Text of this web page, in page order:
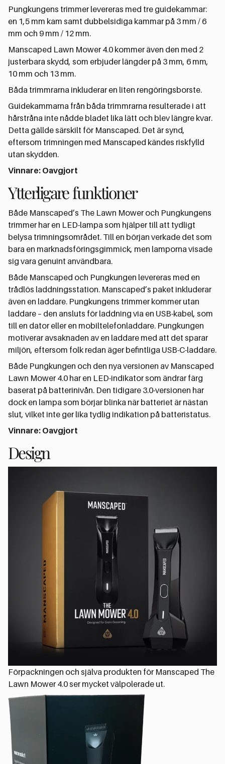
Pungkungens trimmer levereras med tre guidekammar:
en 1,5 mm kam samt dubbelsidiga kammar på 3 mm / 6
mm och 9 mm / 12 mm.
Manscaped Lawn Mower 4.0 kommer även den med 2
justerbara skydd, som erbjuder längder på 3 mm, 6 mm,
10 mm och 13 mm.
Båda trimmrarna inkluderar en liten rengöringsborste.
Guidekammarna från båda trimmrarna resulterade i att
hårstråna inte nådde bladet lika lätt och blev längre kvar.
Detta gällde särskilt för Manscaped. Det är synd,
eftersom trimningen med Manscaped kändes riskfylld
utan skydden.
Vinnare: Oavgjort
Ytterligare funktioner
Både Manscaped’s The Lawn Mower och Pungkungens
trimmer har en LED-lampa som hjälper till att tydligt
belysa trimningsområdet. Till en början verkade det som
bara en marknadsföringsgimmick, men lamporna visade
sig vara genuint användbara.
Både Manscaped och Pungkungen levereras med en
trådlös laddningsstation. Manscaped’s paket inkluderar
även en laddare. Pungkungens trimmer kommer utan
laddare – den ansluts för laddning via en USB-kabel, som
till en dator eller en mobiltelefonladdare. Pungkungen
motiverar avsaknaden av en laddare med att det sparar
miljön, eftersom folk redan äger befintliga USB-C-laddare.
Både Pungkungen och den nya versionen av Manscaped
Lawn Mower 4.0 har en LED-indikator som ändrar färg
baserat på batterinivån. Den tidigare 3.0-versionen har
dock en lampa som börjar blinka när batteriet är nästan
slut, vilket inte ger lika tydlig indikation på batteristatus.
Vinnare: Oavgjort
Design
Förpackningen och själva produkten för Manscaped The
Lawn Mower 4.0 ser mycket välpolerade ut.